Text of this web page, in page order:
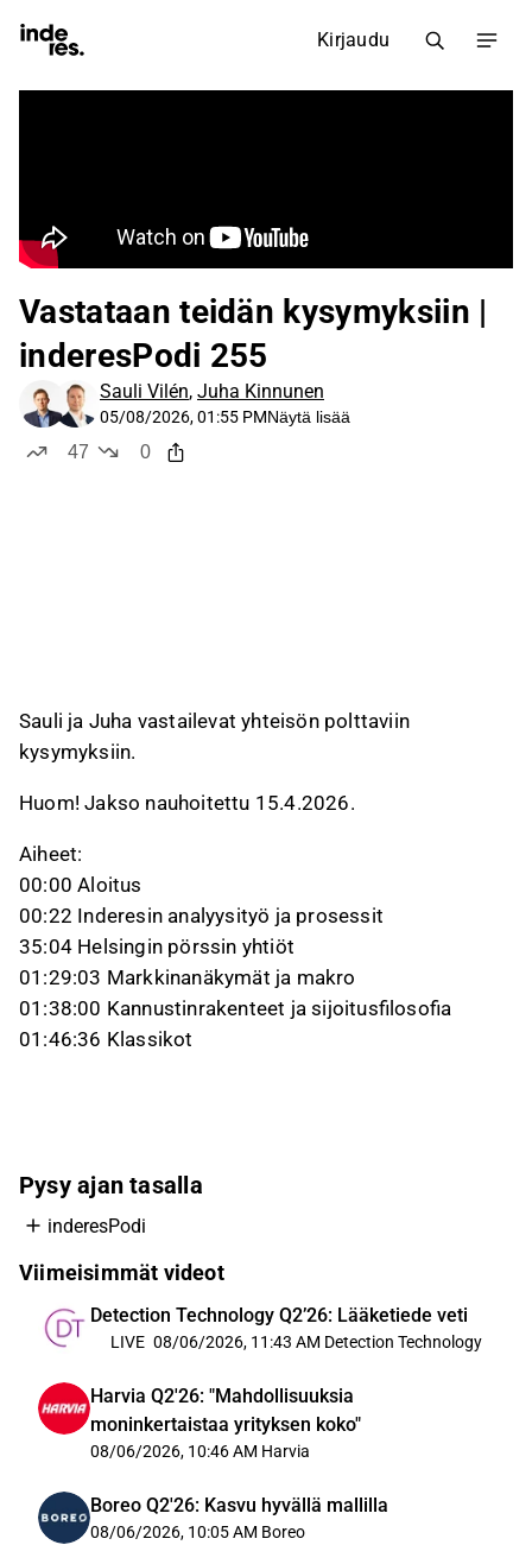
Kirjaudu
Vastataan teidän kysymyksiin |
inderesPodi 255
Sauli Vilén, Juha Kinnunen
05/08/2026, 01:55 PMNäytä lisää
47
0
Sauli ja Juha vastailevat yhteisön polttaviin
kysymyksiin.
Huom! Jakso nauhoitettu 15.4.2026.
Aiheet:
00:00 Aloitus
00:22 Inderesin analyysityö ja prosessit
35:04 Helsingin pörssin yhtiöt
01:29:03 Markkinanäkymät ja makro
01:38:00 Kannustinrakenteet ja sijoitusfilosofia
01:46:36 Klassikot
Pysy ajan tasalla
inderesPodi
Viimeisimmät videot
Detection Technology Q2’26: Lääketiede veti
LIVE 08/06/2026, 11:43 AM Detection Technology
Harvia Q2'26: "Mahdollisuuksia
moninkertaistaa yrityksen koko"
08/06/2026, 10:46 AM Harvia
Boreo Q2'26: Kasvu hyvällä mallilla
08/06/2026, 10:05 AM Boreo